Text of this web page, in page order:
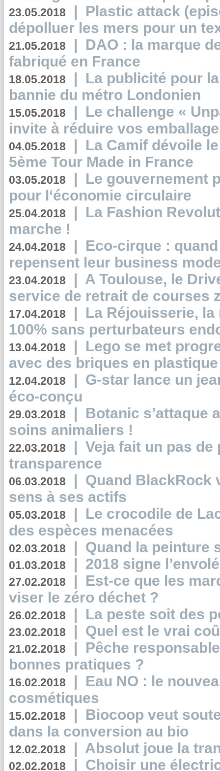
23.05.2018 | Plastic attack
dépolluer les mers pour un
21.05.2018 | DAO : la marque
fabriqué en France
18.05.2018 | La publicité pour
bannie du métro Londonien
15.05.2018 | Le challenge «
invite à réduire vos
04.05.2018 | La Camif dévoile
5ème Tour Made in France
03.05.2018 | Le gouvernement
pour l‘économie circulaire
25.04.2018 | La Fashion
marche !
24.04.2018 | Eco-cirque :
repensent leur business
23.04.2018 | A Toulouse, le
service de retrait de courses
17.04.2018 | La Réjouisserie,
100% sans perturbateurs
13.04.2018 | Lego se met
avec des briques en
12.04.2018 | G-star lance un
éco-conçu
29.03.2018 | Botanic s’attaque
soins animaliers !
22.03.2018 | Veja fait un pas de
transparence
06.03.2018 | Quand BlackRock
sens à ses actifs
05.03.2018 | Le crocodile de
des espèces menacées
02.03.2018 | Quand la peinture
01.03.2018 | 2018 signe
27.02.2018 | Est-ce que les
viser le zéro déchet ?
26.02.2018 | La peste soit des
23.02.2018 | Quel est le vrai
21.02.2018 | Pêche
bonnes pratiques ?
16.02.2018 | Eau NO : le
cosmétiques
15.02.2018 | Biocoop veut
dans la conversion au bio
12.02.2018 | Absolut joue la
02.02.2018 | Choisir une